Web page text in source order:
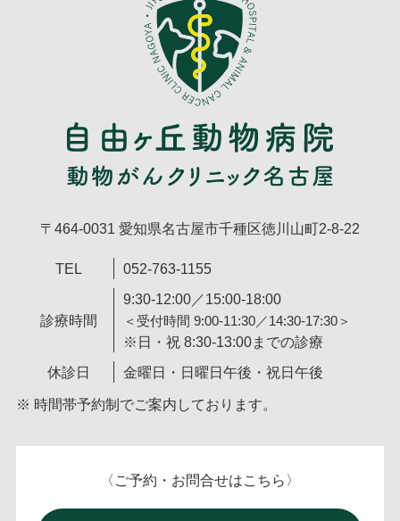
〒464-0031 愛知県名古屋市千種区徳川山町2-8-22
TEL 052-763-1155
診療時間
9:30-12:00／15:00-18:00
＜受付時間 9:00-11:30／14:30-17:30＞
※日・祝 8:30-13:00までの診療
休診日
金曜日・日曜日午後・祝日午後
※ 時間帯予約制でご案内しております。
〈ご予約・お問合せはこちら〉